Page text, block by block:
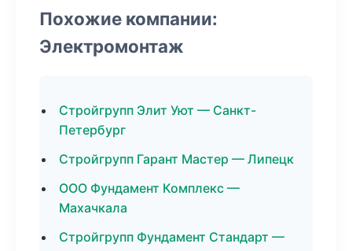
Похожие компании:
Электромонтаж
Стройгрупп Элит Уют — Санкт-
Петербург
Стройгрупп Гарант Мастер — Липецк
ООО Фундамент Комплекс —
Махачкала
Стройгрупп Фундамент Стандарт —